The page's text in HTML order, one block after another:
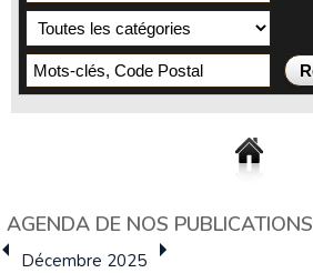
AGENDA DE NOS PUBLICATIONS
Décembre 2025